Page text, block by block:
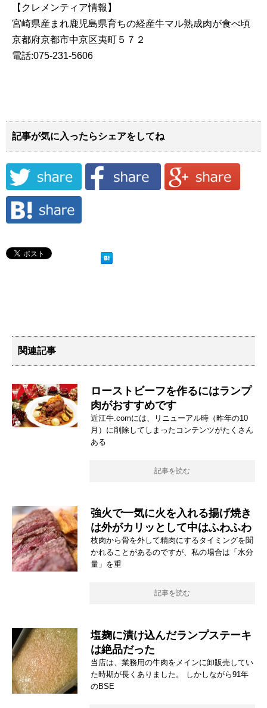
【クレメンティア情報】
宮崎県産まれ鹿児島県育ちの経産牛マル熟成肉が食べ頃
京都府京都市中京区夷町５７２
電話:075-231-5606
記事が気に入ったらシェアをしてね
関連記事
ローストビーフを作るにはランプ
肉がおすすめです
近江牛.comには、リニューアル時（昨年の10
月）に削除してしまったコンテンツがたくさん
ある
記事を読む
強火で一気に火を入れる揚げ焼き
は外がカリッとして中はふわふわ
枝肉から骨を外して精肉にするタイミングを聞
かれることがあるのですが、私の場合は「水分
量」を重
記事を読む
塩麹に漬け込んだランプステーキ
は絶品だった
当店は、業務用の牛肉をメインに卸販売してい
た時期が長くありました。 しかしながら91年
のBSE